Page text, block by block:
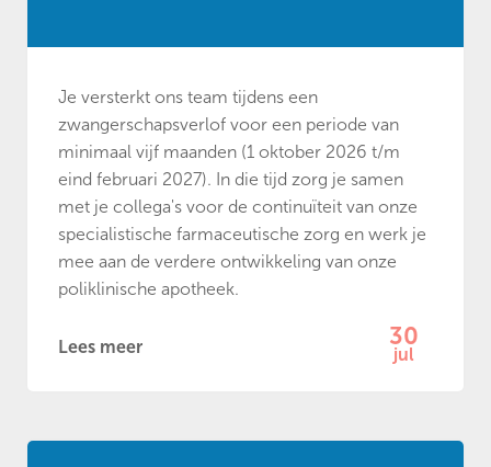
Je versterkt ons team tijdens een
zwangerschapsverlof voor een periode van
minimaal vijf maanden (1 oktober 2026 t/m
eind februari 2027). In die tijd zorg je samen
met je collega's voor de continuïteit van onze
specialistische farmaceutische zorg en werk je
mee aan de verdere ontwikkeling van onze
poliklinische apotheek.
Lees meer 30
jul